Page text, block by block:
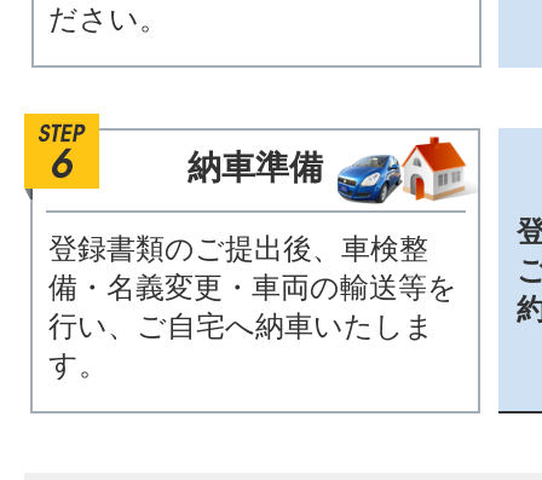
ださい。
納車準備
登録書類のご提出後、車検整
備・名義変更・車両の輸送等を
行い、ご自宅へ納車いたしま
す。